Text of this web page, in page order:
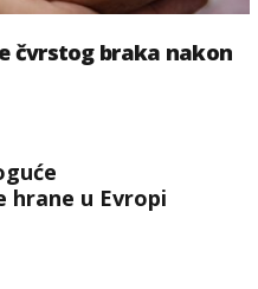
čvrstog braka nakon
hrane u Evropi